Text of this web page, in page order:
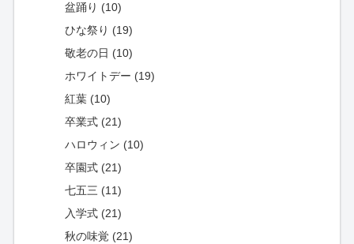
盆踊り (10)
ひな祭り (19)
敬老の日 (10)
ホワイトデー (19)
紅葉 (10)
卒業式 (21)
ハロウィン (10)
卒園式 (21)
七五三 (11)
入学式 (21)
秋の味覚 (21)